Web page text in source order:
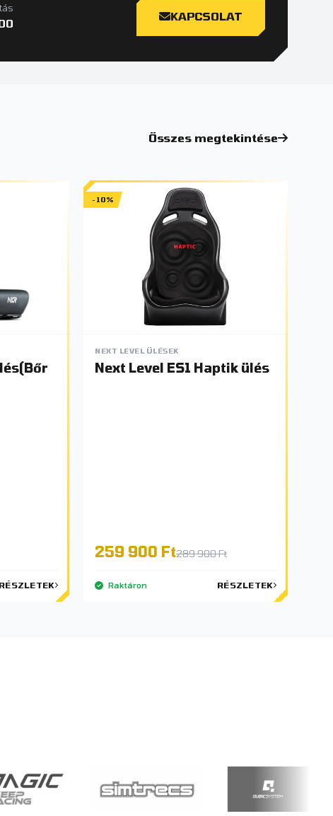
KAPCSOLAT
Összes megtekintése
RÉSZLETEK
-10%
NEXT LEVEL ÜLÉSEK
Next Level ES1 Haptik ülés
259 900 Ft289 900 Ft
Raktáron RÉSZLETEK